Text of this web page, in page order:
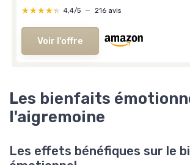
★★★★★
★★★★★ 4,4/5 — 216 avis
Voir l'offre
Les bienfaits
l'aigremoine
Les effets bénéfiques sur le